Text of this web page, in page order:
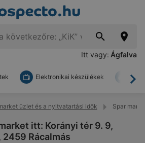
Itt vagy: Ágfalva
Elektronikai készülékek
üzlet és a nyitvatartási idők Spar
itt: Korányi tér 9. 9,
2459 Rácalmás